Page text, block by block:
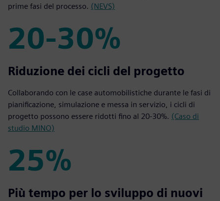
prime fasi del processo. (NEVS)
20-30%
20-30%
Riduzione dei cicli del progetto
Collaborando con le case automobilistiche durante le fasi di
pianificazione, simulazione e messa in servizio, i cicli di
progetto possono essere ridotti fino al 20-30%. (Caso di
studio MINO)
25%
25%
Più tempo per lo sviluppo di nuovi